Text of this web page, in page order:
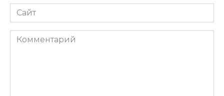
Сайт
Комментарий